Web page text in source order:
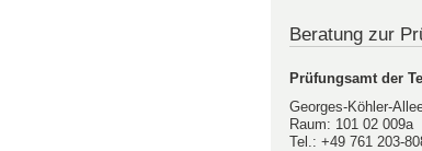
Beratung zur
Prüfungsamt der
Georges-Köhler-
Raum: 101 02 009a
Tel.: +49 761 203-